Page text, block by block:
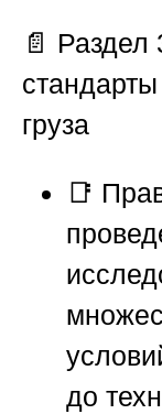
📄 Раздел
груза
📑
до